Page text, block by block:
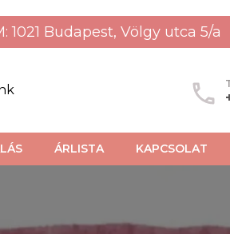
1021 Budapest, Völgy utca 5/a
ÁRLISTA KAPCSOLAT